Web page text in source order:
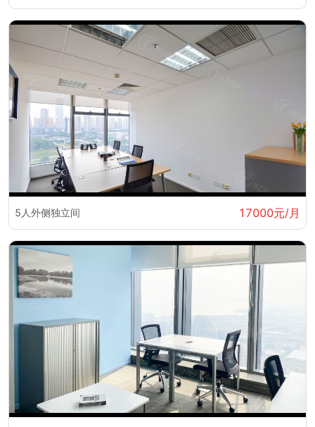
5人外侧独立间 17000元/月